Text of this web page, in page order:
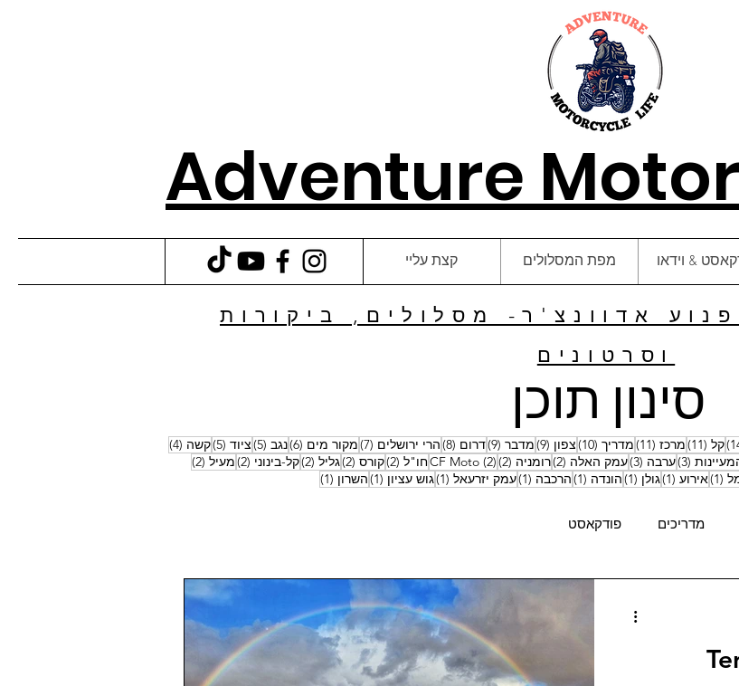
Adventure
קצת עליי מפת המסלולים & וידאו
אדוונצ'ר- מסלולים, ביקורות
וסרטונים
סינון תוכן
14 פוסטים
קל (11) 11 פוסטים
מרכז (11) 11 פוסטים
מדריך (10) 10 פוסטים
צפון (9) 9 פוסטיםמדבר (9) 9 פוסטיםדרום (8) 8 פוסטיםהרי ירושלים (7) 7 פוסטיםמקור מים (6) 6 פוסטיםנגב (5) 5 פוסטיםציוד (5) 5 פוסטיםקשה (4) 4 פוסטים
(3) 3 פוסטיםערבה (3) 3 פוסטיםעמק האלה (2) 2 פוסטיםרומניה (2) 2 פוסטים CF Moto (2) 2 פוסטיםחו"ל (2) 2 פוסטיםקורס (2) 2 פוסטיםגליל (2) 2 פוסטיםקל-בינוני (2) 2 פוסטיםמעיל (2) 2 פוסטים
(1) פוסט 1
אירוע (1) פוסט 1
גולן (1) פוסט 1
הונדה (1) פוסט 1
הרכבה (1) פוסט 1
עמק יזרעאל (1) פוסט 1
גוש עציון (1) פוסט 1
השרון (1) פוסט 1
מדריכים פודקאסט